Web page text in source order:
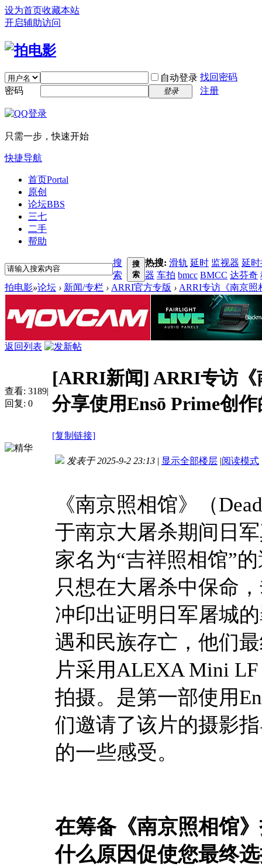
设为首页收藏本站
开启辅助访问
自动登录 找回密码
密码
登录 注册
只需一步，快速开始
快捷导航
首页Portal
原创
论坛BBS
三七
二手
帮助
搜
索
搜
索
热搜: 滑轨 延时 监视器 延
器 车拍 bmcc BMCC 达芬奇
拍电影»论坛 › 新闻/专栏 › ARRI官方专版 › ARRI专访《南京照
返回列表
查看: 3189|
回复: 0
[ARRI新闻] ARRI专访《
分享使用Ensō Prime创
[复制链接]
发表于 2025-9-2 23:13 | 显示全部楼层 |阅读模式
《南京照相馆》（
于南京大屠杀期间日
家名为“吉祥照相馆”
只想在大屠杀中保命
冲印出证明日军屠城
遇和民族存亡，他们
片采用ALEXA Mini LF
拍摄。是第一部使用
们邀请了该片的摄影
的一些感受。
在筹备《南京照相馆
什么原因促使您最终